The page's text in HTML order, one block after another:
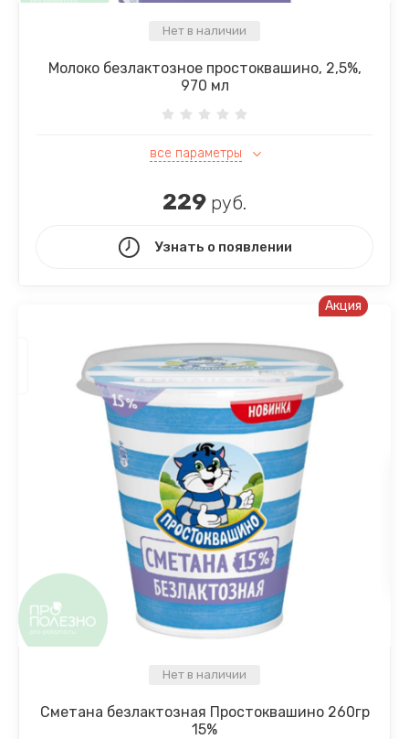
Нет в наличии
Молоко безлактозное простоквашино, 2,5%,
970 мл
все параметры
229 руб.
Узнать о появлении
Акция
Нет в наличии
Сметана безлактозная Простоквашино 260гр
15%